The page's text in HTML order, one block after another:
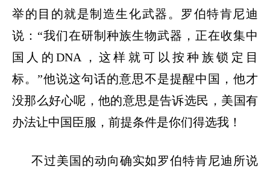
举的目的就是制造生化武器。罗伯特肯尼迪
说： “我们在研制种族生物武器，正在收集中
国人的DNA ，这样就可以按种族锁定目
标。 ”他说这句话的意思不是提醒中国，他才
没那么好心呢，他的意思是告诉选民，美国有
办法让中国臣服，前提条件是你们得选我！
不过美国的动向确实如罗伯特肯尼迪所说